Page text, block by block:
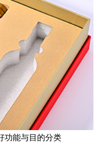
功能与目的分类